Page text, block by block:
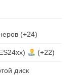
+24
+22
диск